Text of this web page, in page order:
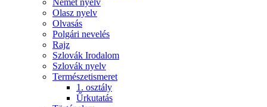
Német nyelv
Olasz nyelv
Olvasás
Polgári nevelés
Rajz
Szlovák Irodalom
Szlovák nyelv
Természetismeret
1. osztály
Űrkutatás